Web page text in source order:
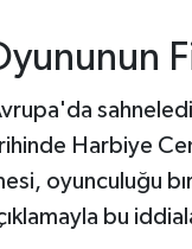
Harbiye
oyunculuğu
bu